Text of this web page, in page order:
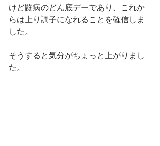
けど闘病のどん底デーであり、これか
らは上り調子になれることを確信しま
した。
そうすると気分がちょっと上がりまし
た。